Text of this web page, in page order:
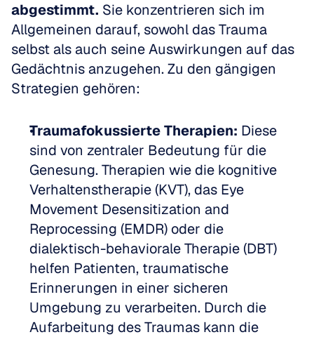
abgestimmt. Sie konzentrieren sich im
Allgemeinen darauf, sowohl das Trauma
selbst als auch seine Auswirkungen auf das
Gedächtnis anzugehen. Zu den gängigen
Strategien gehören:
Traumafokussierte Therapien: Diese
sind von zentraler Bedeutung für die
Genesung. Therapien wie die kognitive
Verhaltenstherapie (KVT), das Eye
Movement Desensitization and
Reprocessing (EMDR) oder die
dialektisch-behaviorale Therapie (DBT)
helfen Patienten, traumatische
Erinnerungen in einer sicheren
Umgebung zu verarbeiten. Durch die
Aufarbeitung des Traumas kann die